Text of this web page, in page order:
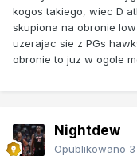
kogos takiego, wiec D
skupiona na obronie
uzerajac sie z PGs
obronie to juz w ogole
Nightdew
Opublikowano